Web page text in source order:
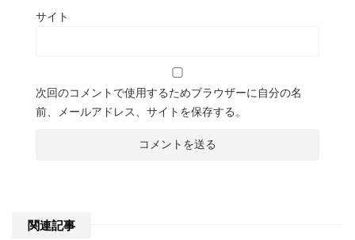
サイト
次回のコメントで使用するためブラウザーに自分の名
前、メールアドレス、サイトを保存する。
関連記事